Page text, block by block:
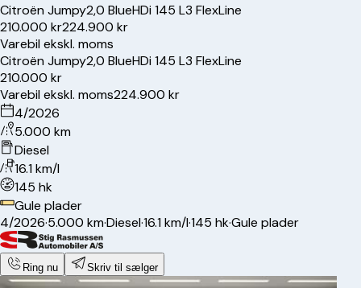
CitroënJumpy2,0 BlueHDi 145 L3 FlexLine
210.000 kr224.900 kr
Varebil ekskl. moms
CitroënJumpy2,0 BlueHDi 145 L3 FlexLine
210.000 kr
Varebil ekskl. moms224.900 kr
4/2026
5.000 km
Diesel
16.1 km/l
145 hk
Gule plader
4/2026·5.000 km·Diesel·16.1 km/l·145 hk·Gule plader
Ring nu Skriv til sælger